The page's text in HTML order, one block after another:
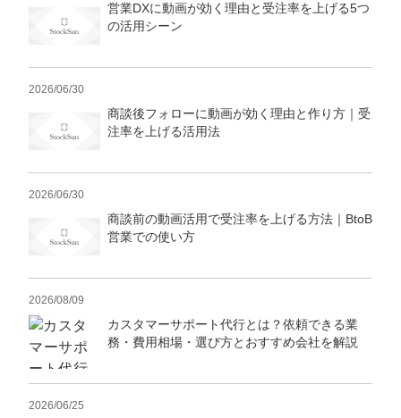
営業DXに動画が効く理由と受注率を上げる5つ
の活用シーン
2026/06/30
商談後フォローに動画が効く理由と作り方｜受
注率を上げる活用法
2026/06/30
商談前の動画活用で受注率を上げる方法｜BtoB
営業での使い方
2026/08/09
カスタマーサポート代行とは？依頼できる業
務・費用相場・選び方とおすすめ会社を解説
2026/06/25